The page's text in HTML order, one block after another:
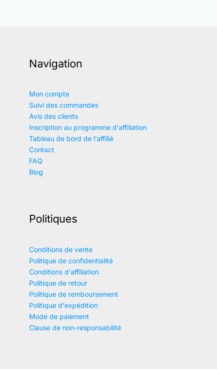
Navigation
Mon compte
Suivi des commandes
Avis des clients
Inscription au programme d'affiliation
Tableau de bord de l'affilié
Contact
FAQ
Blog
Politiques
Conditions de vente
Politique de confidentialité
Conditions d'affiliation
Politique de retour
Politique de remboursement
Politique d'expédition
Mode de paiement
Clause de non-responsabilité